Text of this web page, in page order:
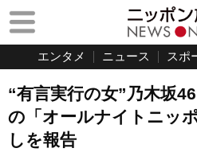
エンタメ ニュース スポ
“有言実行の女”乃木坂
の「オールナイトニッ
しを報告